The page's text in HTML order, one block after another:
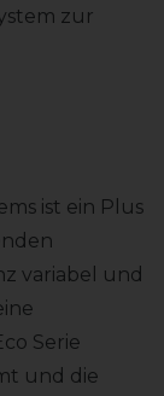
zur
ist ein Plus
variabel und
Serie
und die